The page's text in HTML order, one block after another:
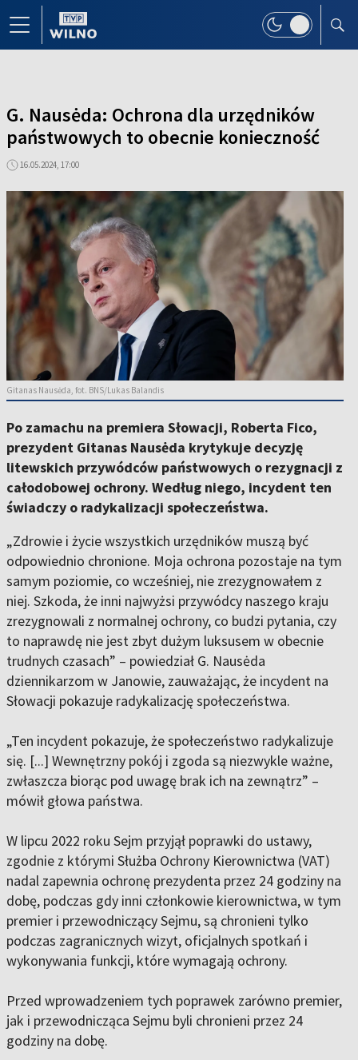
G. Nausėda: Ochrona dla urzędników
państwowych to obecnie konieczność
16.05.2024, 17:00
Gitanas Nausėda, fot. BNS/Lukas Balandis
Po zamachu na premiera Słowacji, Roberta Fico,
prezydent Gitanas Nausėda krytykuje decyzję
litewskich przywódców państwowych o rezygnacji z
całodobowej ochrony. Według niego, incydent ten
świadczy o radykalizacji społeczeństwa.
„Zdrowie i życie wszystkich urzędników muszą być
odpowiednio chronione. Moja ochrona pozostaje na tym
samym poziomie, co wcześniej, nie zrezygnowałem z
niej. Szkoda, że inni najwyżsi przywódcy naszego kraju
zrezygnowali z normalnej ochrony, co budzi pytania, czy
to naprawdę nie jest zbyt dużym luksusem w obecnie
trudnych czasach” – powiedział G. Nausėda
dziennikarzom w Janowie, zauważając, że incydent na
Słowacji pokazuje radykalizację społeczeństwa.
„Ten incydent pokazuje, że społeczeństwo radykalizuje
się. [...] Wewnętrzny pokój i zgoda są niezwykle ważne,
zwłaszcza biorąc pod uwagę brak ich na zewnątrz” –
mówił głowa państwa.
W lipcu 2022 roku Sejm przyjął poprawki do ustawy,
zgodnie z którymi Służba Ochrony Kierownictwa (VAT)
nadal zapewnia ochronę prezydenta przez 24 godziny na
dobę, podczas gdy inni członkowie kierownictwa, w tym
premier i przewodniczący Sejmu, są chronieni tylko
podczas zagranicznych wizyt, oficjalnych spotkań i
wykonywania funkcji, które wymagają ochrony.
Przed wprowadzeniem tych poprawek zarówno premier,
jak i przewodnicząca Sejmu byli chronieni przez 24
godziny na dobę.